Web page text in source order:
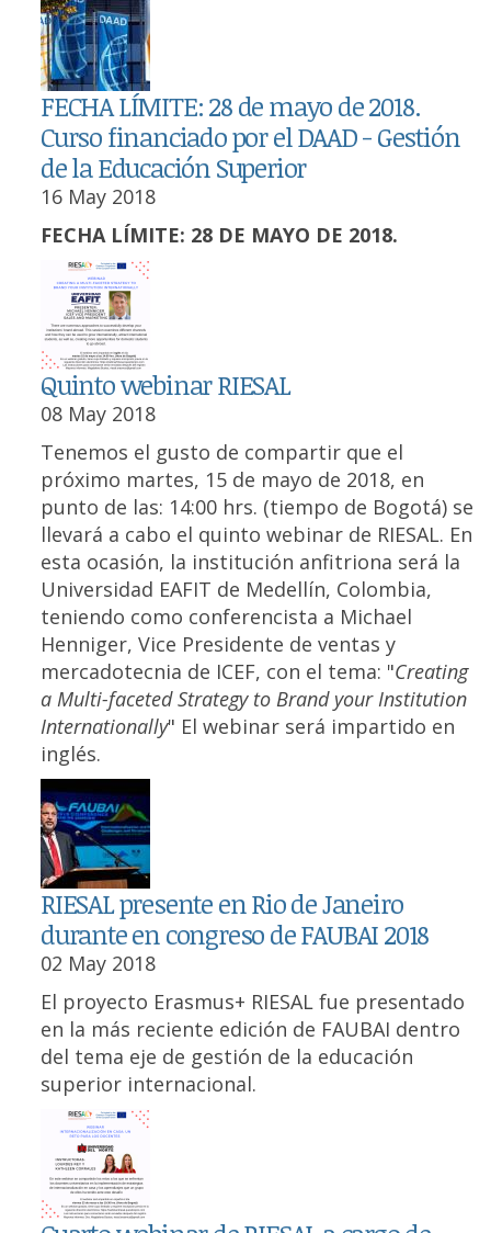
FECHA LÍMITE: 28 de mayo de 2018.
Curso financiado por el DAAD - Gestión
de la Educación Superior
16 May 2018
FECHA LÍMITE: 28 DE MAYO DE 2018.
Quinto webinar RIESAL
08 May 2018
Tenemos el gusto de compartir que el
próximo martes, 15 de mayo de 2018, en
punto de las: 14:00 hrs. (tiempo de Bogotá) se
llevará a cabo el quinto webinar de RIESAL. En
esta ocasión, la institución anfitriona será la
Universidad EAFIT de Medellín, Colombia,
teniendo como conferencista a Michael
Henniger, Vice Presidente de ventas y
mercadotecnia de ICEF, con el tema: "Creating
a Multi-faceted Strategy to Brand your Institution
Internationally" El webinar será impartido en
inglés.
RIESAL presente en Rio de Janeiro
durante en congreso de FAUBAI 2018
02 May 2018
El proyecto Erasmus+ RIESAL fue presentado
en la más reciente edición de FAUBAI dentro
del tema eje de gestión de la educación
superior internacional.